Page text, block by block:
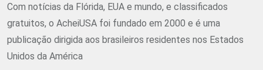
Com notícias da Flórida, EUA e mundo, e classificados
gratuitos, o AcheiUSA foi fundado em 2000 e é uma
publicação dirigida aos brasileiros residentes nos Estados
Unidos da América